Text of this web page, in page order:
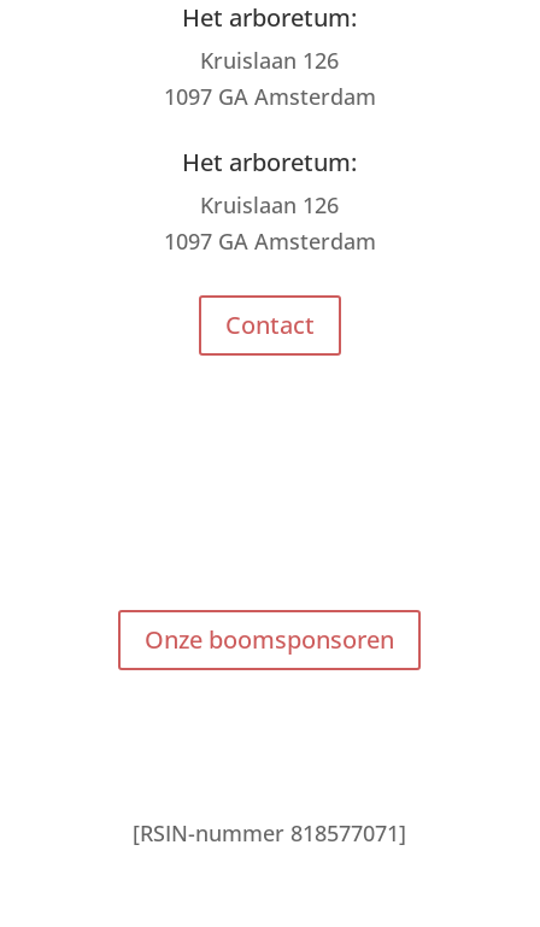
Het arboretum:
Kruislaan 126
1097 GA Amsterdam
Het arboretum:
Kruislaan 126
1097 GA Amsterdam
Contact
Onze boomsponsoren
[RSIN-nummer 818577071]